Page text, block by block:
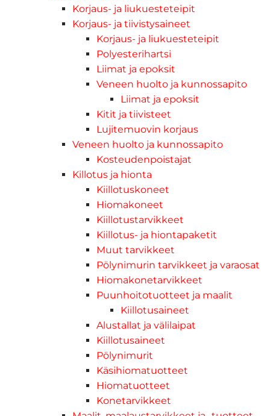
Korjaus- ja liukuesteteipit
Korjaus- ja tiivistysaineet
Korjaus- ja liukuesteteipit
Polyesterihartsi
Liimat ja epoksit
Veneen huolto ja kunnossapito
Liimat ja epoksit
Kitit ja tiivisteet
Lujitemuovin korjaus
Veneen huolto ja kunnossapito
Kosteudenpoistajat
Killotus ja hionta
Kiillotuskoneet
Hiomakoneet
Kiillotustarvikkeet
Kiillotus- ja hiontapaketit
Muut tarvikkeet
Pölynimurin tarvikkeet ja varaosat
Hiomakonetarvikkeet
Puunhoitotuotteet ja maalit
Kiillotusaineet
Alustallat ja välilaipat
Kiillotusaineet
Pölynimurit
Käsihiomatuotteet
Hiomatuotteet
Konetarvikkeet